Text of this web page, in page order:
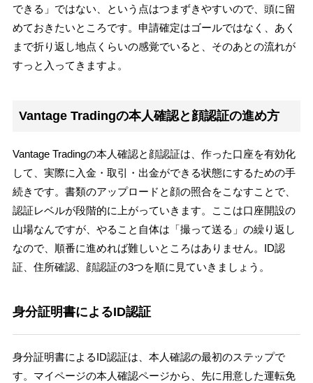
できる」ではない、という点はつまずきやすいので、頭に留
めておきたいところです。申請確定はゴールではなく、あく
まで折り返し地点くらいの感覚でいると、そのあとの流れが
すっと入ってきますよ。
Vantage Tradingの本人確認と顔認証の進め方
Vantage Tradingの本人確認と顔認証は、作った口座を有効化
して、実際に入金・取引・出金ができる状態にするための手
続きです。書類のアップロードと顔の照合をこなすことで、
認証レベルが段階的に上がっていきます。ここは口座開設の
山場なんですが、やること自体は「撮って送る」の繰り返し
なので、順番に進めれば難しいところはありません。ID認
証、住所確認、顔認証の3つを順に見ていきましょう。
身分証明書によるID認証
身分証明書によるID認証は、本人確認の最初のステップで
す。マイページの本人確認ページから、先に用意した運転免